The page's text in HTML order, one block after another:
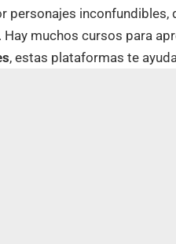
personajes
muchos cursos para
, estas plataformas te